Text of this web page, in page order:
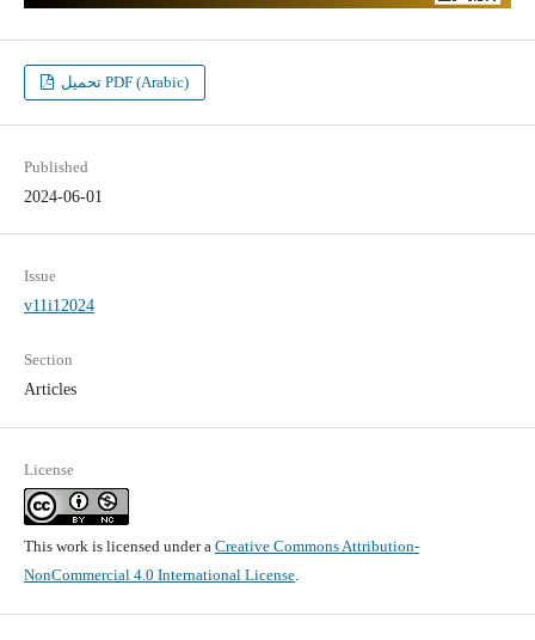
تحميل PDF (Arabic)
Published
2024-06-01
Issue
v11i12024
Section
Articles
License
This work is licensed under a Creative Commons Attribution-
NonCommercial 4.0 International License.